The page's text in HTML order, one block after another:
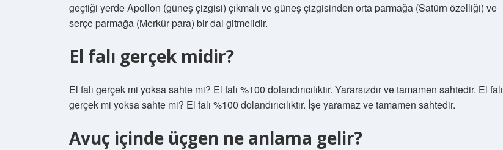
geçtiği yerde Apollon (güneş çizgisi) çıkmalı ve güneş çizgisinden orta parmağa (Satürn özelliği) ve
serçe parmağa (Merkür para) bir dal gitmelidir.
El falı gerçek midir?
El falı gerçek mi yoksa sahte mi? El falı %100 dolandırıcılıktır. Yararsızdır ve tamamen sahtedir. El falı
gerçek mi yoksa sahte mi? El falı %100 dolandırıcılıktır. İşe yaramaz ve tamamen sahtedir.
Avuç içinde üçgen ne anlama gelir?